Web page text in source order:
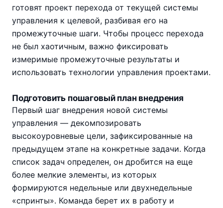
готовят проект перехода от текущей системы
управления к целевой, разбивая его на
промежуточные шаги. Чтобы процесс перехода
не был хаотичным, важно фиксировать
измеримые промежуточные результаты и
использовать технологии управления проектами.
Подготовить пошаговый план внедрения
Первый шаг внедрения новой системы
управления — декомпозировать
высокоуровневые цели, зафиксированные на
предыдущем этапе на конкретные задачи. Когда
список задач определен, он дробится на еще
более мелкие элементы, из которых
формируются недельные или двухнедельные
«спринты». Команда берет их в работу и